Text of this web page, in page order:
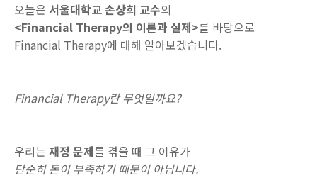
오늘은 서울대학교 손상희 교수의
<Financial Therapy의 이론과 실제>를 바탕으로
Financial Therapy에 대해 알아보겠습니다.
Financial Therapy란 무엇일까요?
우리는 재정 문제를 겪을 때 그 이유가
단순히 돈이 부족하기 때문이 아닙니다.